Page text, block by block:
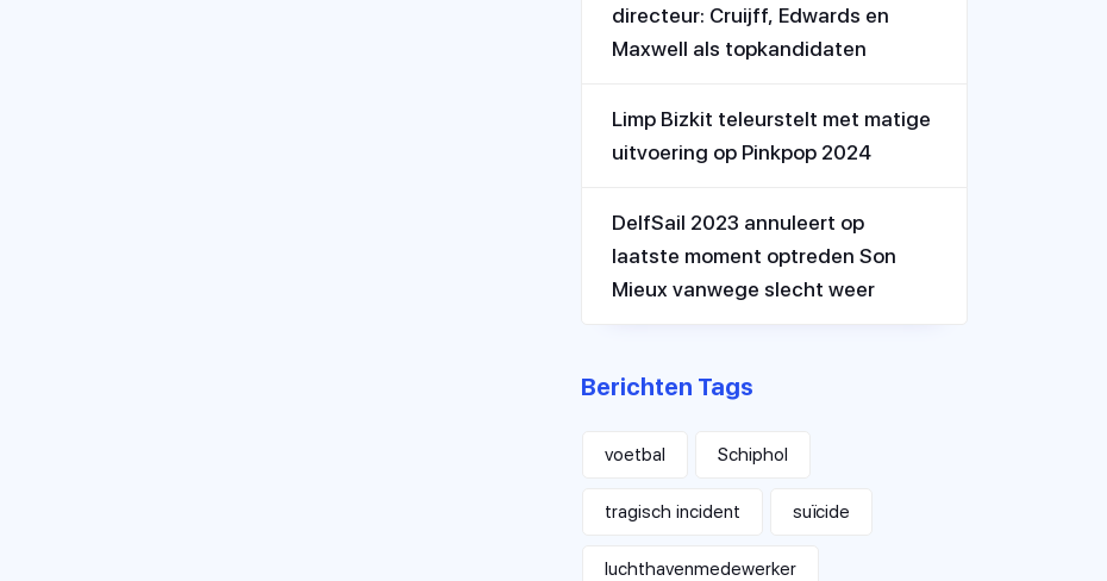
directeur: Cruijff, Edwards en
Maxwell als topkandidaten
Limp Bizkit teleurstelt met matige
uitvoering op Pinkpop 2024
DelfSail 2023 annuleert op
laatste moment optreden Son
Mieux vanwege slecht weer
Berichten Tags
voetbal Schiphol
tragisch incident suïcide
luchthavenmedewerker